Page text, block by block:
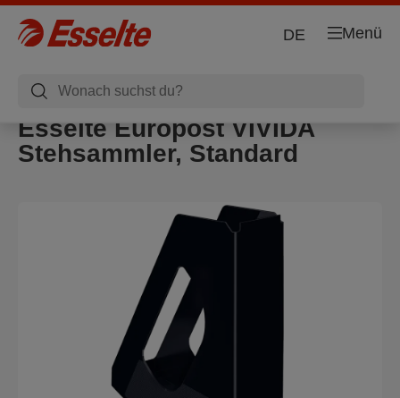
Menü
DE
Esselte Europost VIVIDA
Stehsammler, Standard